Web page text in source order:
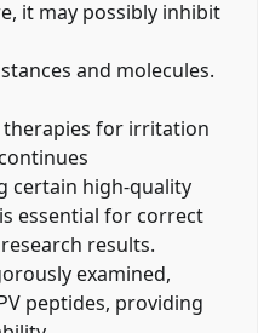
it may possibly inhibit
and molecules.
for irritation
certain high-quality
essential for correct
results.
examined,
peptides, providing